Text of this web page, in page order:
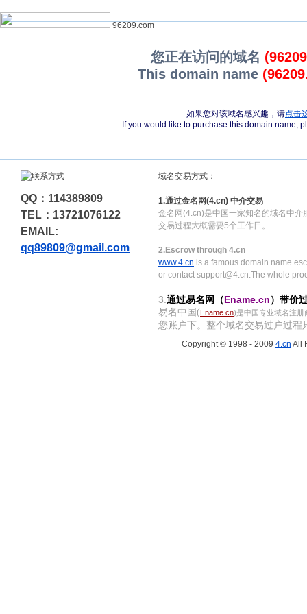
96209.com
您正在访问的域名
This domain name
如果您对该域名感兴趣，请点击
If you would like to purchase this domain name,
QQ：114389809
TEL：13721076122
EMAIL:
qq89809@gmail.com
域名交易方式：
1.通过金名网(4.cn) 中介交易
金名网(4.cn)是中国一家知名的域名中介
交易过程大概需要5个工作日。
2.Escrow through 4.cn
www.4.cn is a famous domain name
or contact support@4.cn.The whole
3. 通过易名网（Ename.cn）带价
易名中国(Ename.cn)是中国专业域名注册
您账户下。 整个域名交易过户过程
Copyright © 1998 - 2009 4.cn All